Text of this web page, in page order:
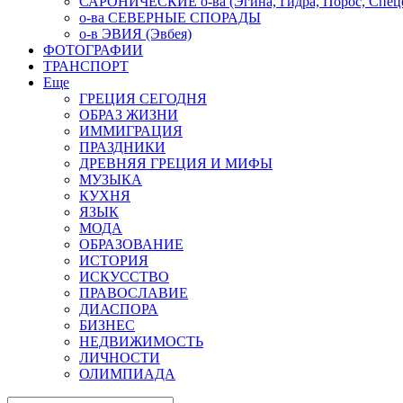
о-ва СЕВЕРНЫЕ СПОРАДЫ
о-в ЭВИЯ (Эвбея)
ФОТОГРАФИИ
ТРАНСПОРТ
Еще
ГРЕЦИЯ СЕГОДНЯ
ОБРАЗ ЖИЗНИ
ИММИГРАЦИЯ
ПРАЗДНИКИ
ДРЕВНЯЯ ГРЕЦИЯ И МИФЫ
МУЗЫКА
КУХНЯ
ЯЗЫК
МОДА
ОБРАЗОВАНИЕ
ИСТОРИЯ
ИСКУССТВО
ПРАВОСЛАВИЕ
ДИАСПОРА
БИЗНЕС
НЕДВИЖИМОСТЬ
ЛИЧНОСТИ
ОЛИМПИАДА